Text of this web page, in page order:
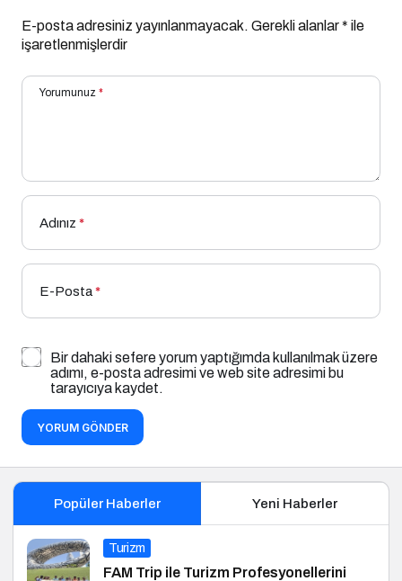
E-posta adresiniz yayınlanmayacak. Gerekli alanlar* ile
işaretlenmişlerdir
Yorumunuz *
Adınız *
E-Posta*
Bir dahaki sefere yorum yaptığımda kullanılmak üzere
adımı, e-posta adresimi ve web site adresimi bu
tarayıcıya kaydet.
YORUM GÖNDER
Popüler Haberler Yeni Haberler
Turizm
FAM Trip ile Turizm Profesyonellerini